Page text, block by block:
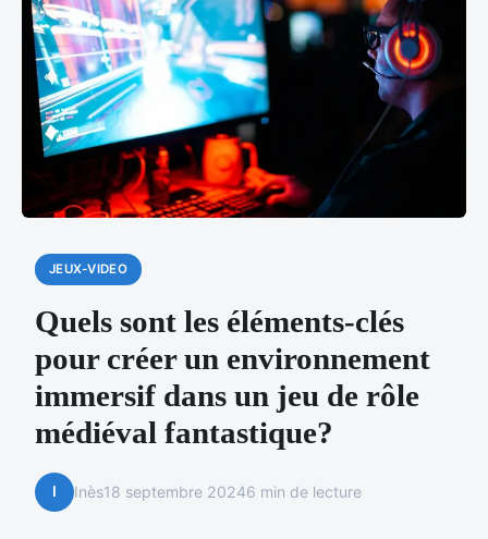
JEUX-VIDEO
Quels sont les éléments-clés
pour créer un environnement
immersif dans un jeu de rôle
médiéval fantastique?
I Inès18 septembre 20246 min de lecture